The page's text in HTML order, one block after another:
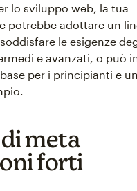
lo sviluppo web, la tua
potrebbe adottare un
le esigenze
e avanzati, o può
per i principianti e un
meta
forti